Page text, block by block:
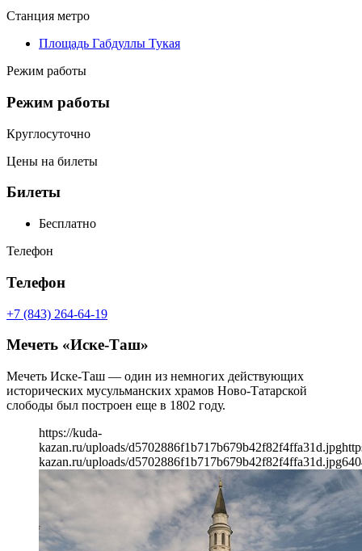
Станция метро
Площадь Габдуллы Тукая
Режим работы
Режим работы
Круглосуточно
Цены на билеты
Билеты
Бесплатно
Телефон
Телефон
+7 (843) 264-64-19
Мечеть «Иске-Таш»
Мечеть Иске-Таш — один из немногих действующих
исторических мусульманских храмов Ново-Татарской
слободы был построен еще в 1802 году.
https://kuda-
kazan.ru/uploads/d5702886f1b717b679b42f82f4ffa31d.jpg
kazan.ru/uploads/d5702886f1b717b679b42f82f4ffa31d.jpg640